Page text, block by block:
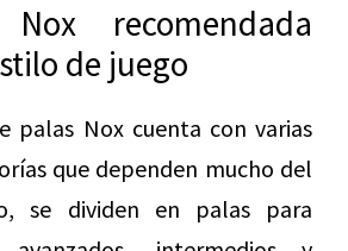
recomendada
de juego
palas Nox cuenta con varias
que dependen mucho del
se dividen en palas para